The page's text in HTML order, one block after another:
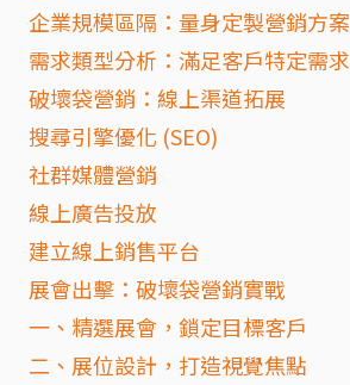
企業規模區隔：量身定製營銷方案
需求類型分析：滿足客戶特定需求
破壞袋營銷：線上渠道拓展
搜尋引擎優化 (SEO)
社群媒體營銷
線上廣告投放
建立線上銷售平台
展會出擊：破壞袋營銷實戰
一、精選展會，鎖定目標客戶
二、展位設計，打造視覺焦點